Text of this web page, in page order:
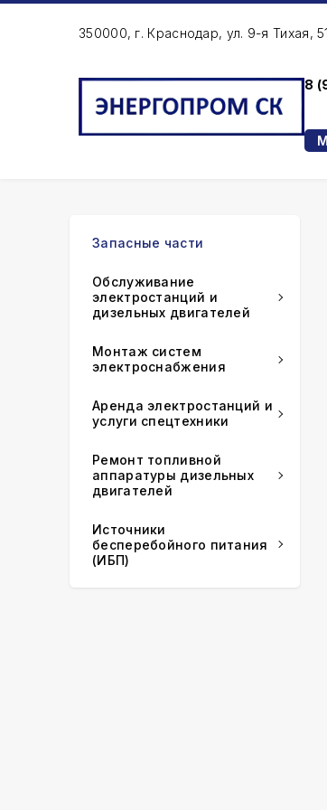
350000, г. Краснодар, ул. 9-я Тихая, 51
8
Запасные части
Обслуживание
электростанций и
дизельных двигателей
Монтаж систем
электроснабжения
Аренда электростанций и
услуги спецтехники
Ремонт топливной
аппаратуры дизельных
двигателей
Источники
бесперебойного питания
(ИБП)